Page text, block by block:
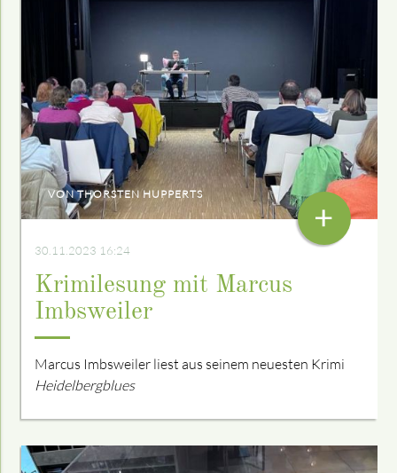
VON THORSTEN HUPPERTS
30.11.2023 16:24
Krimilesung mit Marcus
Imbsweiler
Marcus Imbsweiler liest aus seinem neuesten Krimi
Heidelbergblues
+